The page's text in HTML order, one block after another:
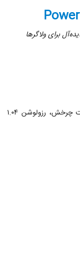
برای ولاگرها
نمایشگر: ۳ اینچی، پنل لمسی، قابلیت چرخش، رزولوشن ۱.۰۴